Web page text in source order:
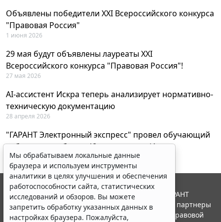
Объявлены победители XXI Всероссийского конкурса
"Правовая Россия"
1 июня 2026
29 мая будут объявлены лауреаты XXI
Всероссийского конкурса "Правовая Россия"!
27 мая 2026
AI-ассистент Искра теперь анализирует нормативно-
техническую документацию
28 апреля 2026
"ГАРАНТ Электронный экспресс" провел обучающий
вебинар по работе с AI-ассистентом Искра
23 апреля 2026
Мы обрабатываем локальные данные
браузера и используем инструменты
аналитики в целях улучшения и обеспечения
работоспособности сайта, статистических
исследований и обзоров. Вы можете
запретить обработку указанных данных в
настройках браузера. Пожалуйста,
© ООО "НПП "ГАРАНТ-СЕРВИС", 2026. Система ГАРАНТ
выпускается с 1990 года. Компания "Гарант" и ее партнеры
являются участниками Российской ассоциации правовой